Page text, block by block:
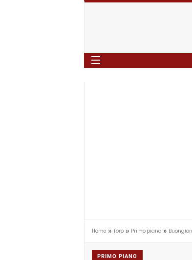
Home » Toro » Primo piano »
PRIMO PIANO